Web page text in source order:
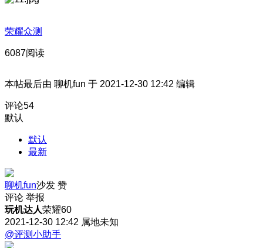
荣耀众测
6087阅读
本帖最后由 聊机fun 于 2021-12-30 12:42 编辑
评论54
默认
默认
最新
聊机fun沙发 赞
评论 举报
玩机达人荣耀60
2021-12-30 12:42 属地未知
@评测小助手